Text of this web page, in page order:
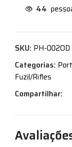
44
SKU: PH-002OD
Categorias:
Fuzil/Rifles
Compartilhar: